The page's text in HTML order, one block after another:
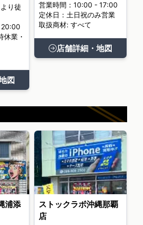
り徒
20:00
休業・
図
営業時間：10:00 - 17:00
定休日：土日祝のみ営業
取扱商材: すべて
店舗詳細・地図
浦添
ストックラボ沖縄那覇
店